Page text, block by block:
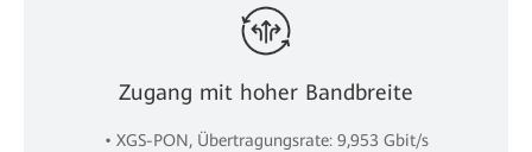
Zugang mit hoher Bandbreite
• XGS-PON, Übertragungsrate: 9,953 Gbit/s